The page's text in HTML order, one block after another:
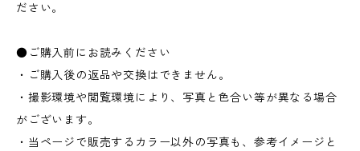
ださい。
●ご購入前にお読みください
・ご購入後の返品や交換はできません。
・撮影環境や閲覧環境により、写真と色合い等が異なる場合
がございます。
・当ページで販売するカラー以外の写真も、参考イメージと